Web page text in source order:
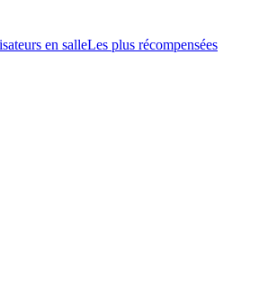
en salleLes plus récompensées